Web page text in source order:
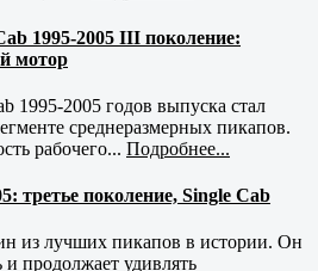
1995-2005 III поколение:
мотор
1995-2005 годов выпуска стал
среднеразмерных пикапов.
рабочего... Подробнее...
третье поколение, Single Cab
из лучших пикапов в истории. Он
продолжает удивлять